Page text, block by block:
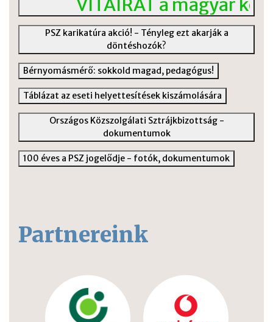
PSZ karikatúra akció! - Tényleg ezt akarják a
döntéshozók?
Bérnyomásmérő: sokkold magad, pedagógus!
Táblázat az eseti helyettesítések kiszámolására
Országos Közszolgálati Sztrájkbizottság -
dokumentumok
100 éves a PSZ jogelődje - fotók, dokumentumok
Partnereink